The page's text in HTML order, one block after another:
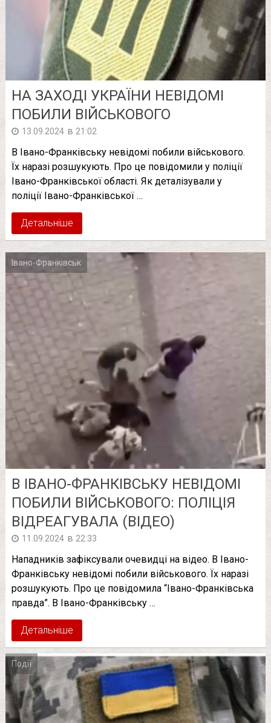
НА ЗАХОДІ УКРАЇНИ НЕВІДОМІ
ПОБИЛИ ВІЙСЬКОВОГО
13.09.2024 в 21:02
В Івано-Франківську невідомі побили військового.
Їх наразі розшукують. Про це повідомили у поліції
Івано-Франківської області. Як деталізували у
поліції Івано-Франківської …
Детальніше
Івано-Франківськ
В ІВАНО-ФРАНКІВСЬКУ НЕВІДОМІ
ПОБИЛИ ВІЙСЬКОВОГО: ПОЛІЦІЯ
ВІДРЕАГУВАЛА (ВІДЕО)
11.09.2024 в 22:33
Нападників зафіксували очевидці на відео. В Івано-
Франківську невідомі побили військового. Їх наразі
розшукують. Про це повідомила “Івано-Франківська
правда”. В Івано-Франківську …
Детальніше
Події